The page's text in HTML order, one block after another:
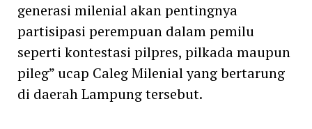
generasi milenial akan pentingnya
partisipasi perempuan dalam pemilu
seperti kontestasi pilpres, pilkada maupun
pileg” ucap Caleg Milenial yang bertarung
di daerah Lampung tersebut.